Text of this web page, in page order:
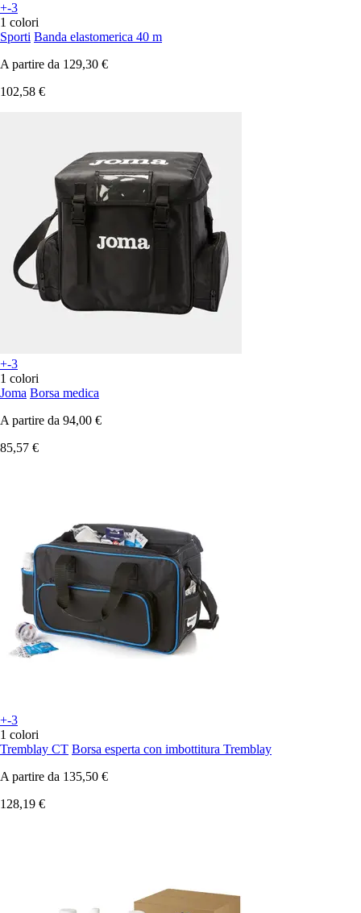
+-3
1 colori
Sporti Banda elastomerica 40 m
A partire da 129,30 €
102,58 €
+-3
1 colori
Joma Borsa medica
A partire da 94,00 €
85,57 €
+-3
1 colori
Tremblay CT Borsa esperta con imbottitura Tremblay
A partire da 135,50 €
128,19 €